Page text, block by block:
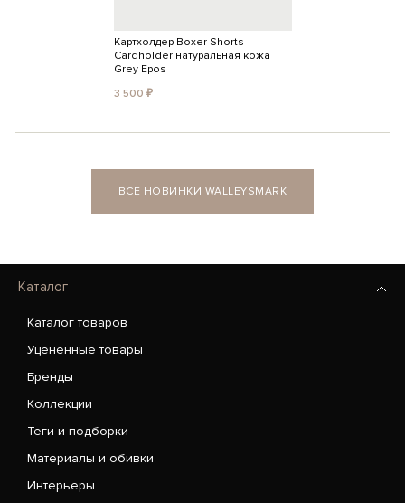
Картхолдер Boxer Shorts
Cardholder натуральная кожа
Grey Epos
3 500 ₽
ВСЕ НОВИНКИ WALLEYSMARK
Каталог
Каталог товаров
Уценённые товары
Бренды
Коллекции
Теги и подборки
Материалы и обивки
Интерьеры